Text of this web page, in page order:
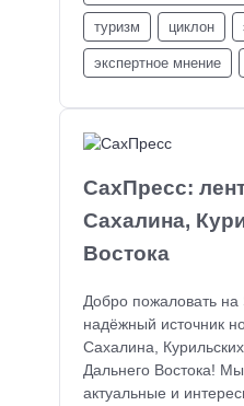
СахПресс:
Сахалина,
Востока
Добро пожаловать
надёжный источник
Сахалина,
Дальнего Востока!
актуальные и
туризм циклон
экспертное мнение